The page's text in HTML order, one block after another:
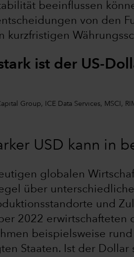
beeinflussen
von den
kurzfristigen
ist der US-
Group, ICE Data Services, MSCI,
USD kann in
globalen
über
und
2022 erwirtschafteten
beispielsweise
Staaten. Ist der